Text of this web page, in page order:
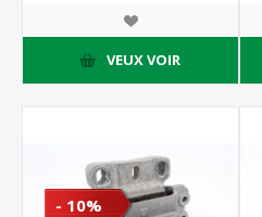
VEUX VOIR
- 10%